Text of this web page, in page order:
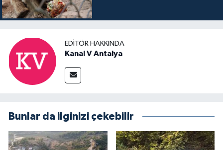
EDITÖR HAKKINDA
Kanal V Antalya
Bunlar da ilginizi çekebilir